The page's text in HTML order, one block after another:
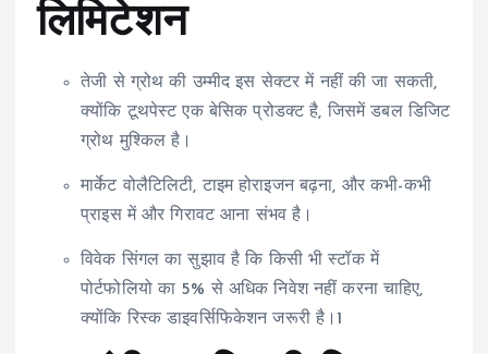
लिमिटेशन
तेजी से ग्रोथ की उम्मीद इस सेक्टर में नहीं की जा सकती,
क्योंकि टूथपेस्ट एक बेसिक प्रोडक्ट है, जिसमें डबल डिजिट
ग्रोथ मुश्किल है।
मार्केट वोलैटिलिटी, टाइम होराइजन बढ़ना, और कभी-कभी
प्राइस में और गिरावट आना संभव है।
विवेक सिंगल का सुझाव है कि किसी भी स्टॉक में
पोर्टफोलियो का 5% से अधिक निवेश नहीं करना चाहिए,
क्योंकि रिस्क डाइवर्सिफिकेशन जरूरी है।1